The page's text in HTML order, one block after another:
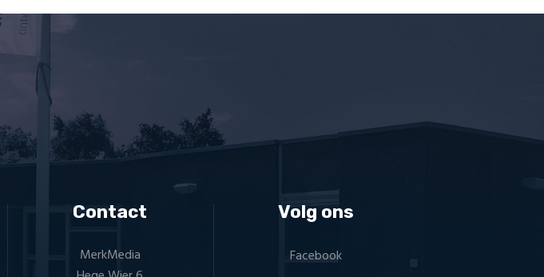
Contact
MerkMedia
Volg ons
Facebook